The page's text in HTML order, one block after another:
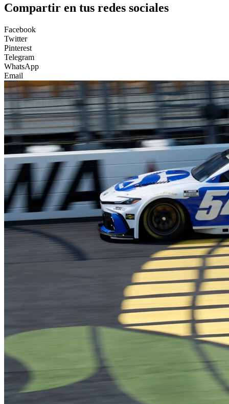
Compartir en tus redes sociales
Facebook
Twitter
Pinterest
Telegram
WhatsApp
Email